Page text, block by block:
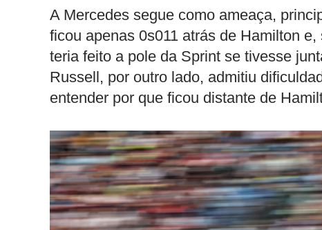
A Mercedes segue como ameaça,
ficou apenas 0s011 atrás de Hamilton
teria feito a pole da Sprint se tivesse
Russell, por outro lado, admitiu
entender por que ficou distante de